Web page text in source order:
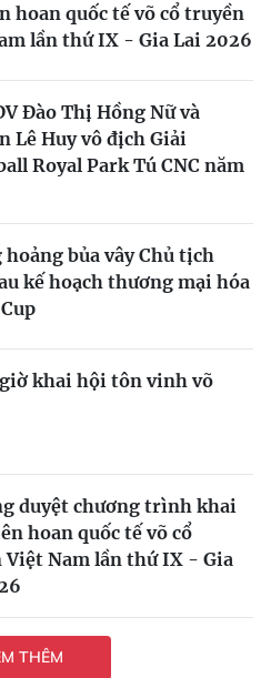
hoan quốc tế võ cổ truyền
lần thứ IX - Gia Lai 2026
Đào Thị Hồng Nữ và
Lê Huy vô địch Giải
Royal Park Tú CNC năm
hoảng bủa vây Chủ tịch
kế hoạch thương mại hóa
khai hội tôn vinh võ
duyệt chương trình khai
hoan quốc tế võ cổ
Việt Nam lần thứ IX - Gia
THÊM